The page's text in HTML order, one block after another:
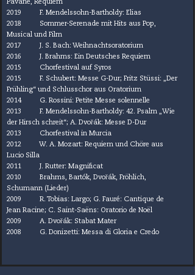
Pavane, Requiem
2019 F. Mendelssohn-Bartholdy: Elias
2018 Sommer-Serenade mit Hits aus Pop,
Musical und Film
2017 J. S. Bach: Weihnachtsoratorium
2016 J. Brahms: Ein Deutsches Requiem
2015 Chorfestival auf Syros
2015 F. Schubert: Messe G-Dur; Fritz Stüssi: „Der
Frühling“ und Schlusschor aus Oratorium
2014 G. Rossini: Petite Messe solennelle
2013 F. Mendelssohn-Bartholdy: 42. Psalm „Wie
der Hirsch schreit“; A. Dvořák: Messe D-Dur
2013 Chorfestival in Murcia
2012 W. A. Mozart: Requiem und Chöre aus
Lucio Silla
2011 J. Rutter: Magnificat
2010 Brahms, Bartók, Dvořák, Fröhlich,
Schumann (Lieder)
2009 R. Tobias: Largo; G. Fauré: Cantique de
Jean Racine; C. Saint-Saëns: Oratorio de Noël
2009 A. Dvořák: Stabat Mater
2008 G. Donizetti: Messa di Gloria e Credo